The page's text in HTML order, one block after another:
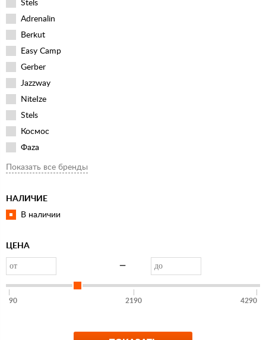
Stels
Adrenalin
Berkut
Easy Camp
Gerber
Jazzway
NiteIze
Stels
Космос
Фaza
Эра
Показать все бренды
НАЛИЧИЕ
В наличии
ЦЕНА
—
90 2190 4290